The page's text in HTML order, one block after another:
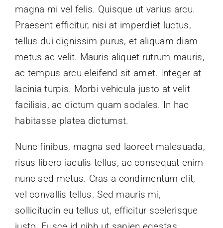
magna mi vel felis. Quisque ut varius arcu.
Praesent efficitur, nisi at imperdiet luctus,
tellus dui dignissim purus, et aliquam diam
metus ac velit. Mauris aliquet rutrum mauris,
ac tempus arcu eleifend sit amet. Integer at
lacinia turpis. Morbi vehicula justo at velit
facilisis, ac dictum quam sodales. In hac
habitasse platea dictumst.
Nunc finibus, magna sed laoreet malesuada,
risus libero iaculis tellus, ac consequat enim
nunc sed metus. Cras a condimentum elit,
vel convallis tellus. Sed mauris mi,
sollicitudin eu tellus ut, efficitur scelerisque